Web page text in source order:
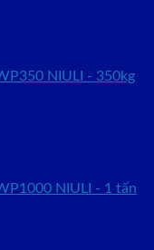
NIULI - 350kg
NIULI - 1 tấn